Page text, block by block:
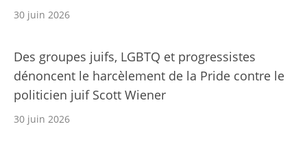
30 juin 2026
Des groupes juifs, LGBTQ et progressistes
dénoncent le harcèlement de la Pride contre le
politicien juif Scott Wiener
30 juin 2026